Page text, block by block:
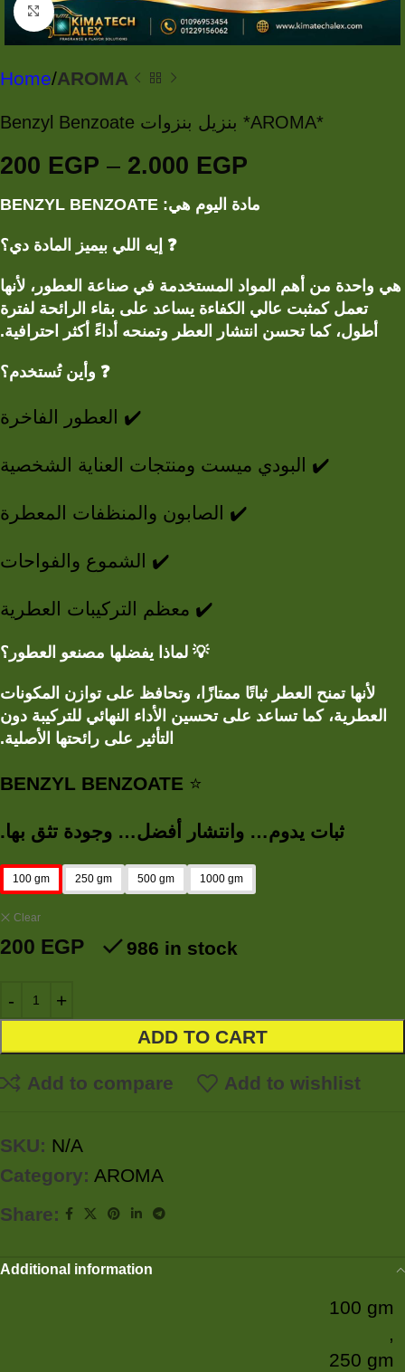
Click to enlarge
Home AROMA
Benzyl Benzoate بنزيل بنزوات *AROMA*
200 EGP – 2.000 EGP
مادة اليوم هي: BENZYL BENZOATE
❓ إيه اللي بيميز المادة دي؟
هي واحدة من أهم المواد المستخدمة في صناعة العطور، لأنها
تعمل كمثبت عالي الكفاءة يساعد على بقاء الرائحة لفترة
أطول، كما تحسن انتشار العطر وتمنحه أداءً أكثر احترافية.
❓ وأين تُستخدم؟
✔️ العطور الفاخرة
✔️ البودي ميست ومنتجات العناية الشخصية
✔️ الصابون والمنظفات المعطرة
✔️ الشموع والفواحات
✔️ معظم التركيبات العطرية
💡 لماذا يفضلها مصنعو العطور؟
لأنها تمنح العطر ثباتًا ممتازًا، وتحافظ على توازن المكونات
العطرية، كما تساعد على تحسين الأداء النهائي للتركيبة دون
التأثير على رائحتها الأصلية.
⭐
BENZYL BENZOATE
ثبات يدوم… وانتشار أفضل… وجودة تثق بها.
100 gm 250 gm 500 gm 1000 gm
Clear
200 EGP 986 in stock
ADD TO CART
Add to compare Add to wishlist
SKU: N/A
Category: AROMA
Share:
Additional information
100 gm
,
250 gm